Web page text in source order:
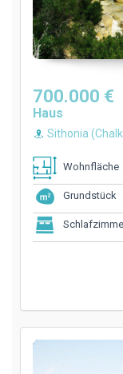
700.000 €
Haus
Sithonia
Wohnfläche
Grundstück